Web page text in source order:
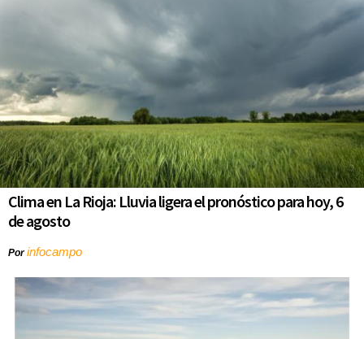
Clima en La Rioja: Lluvia ligera el pronóstico para hoy, 6
de agosto
Porinfocampo